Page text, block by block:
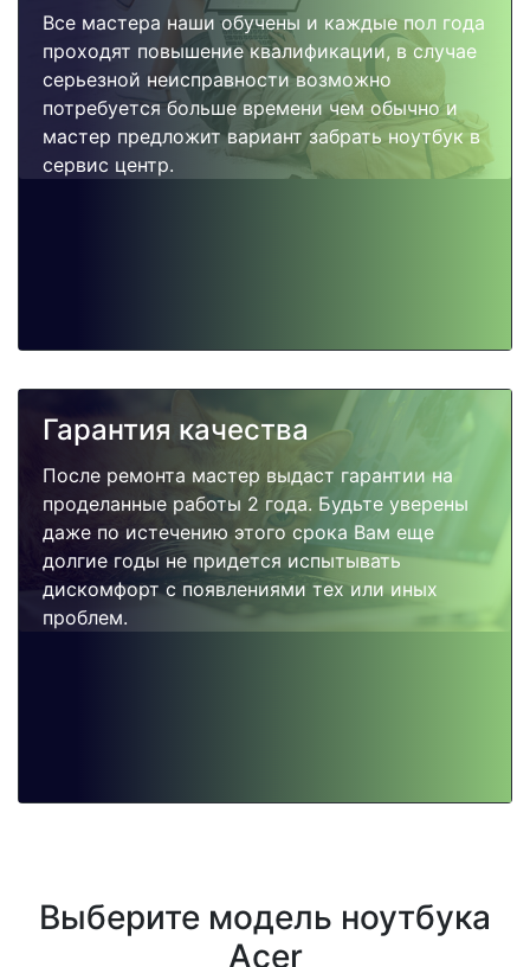
Все мастера наши обучены и каждые пол года
проходят повышение квалификации, в случае
серьезной неисправности возможно
потребуется больше времени чем обычно и
мастер предложит вариант забрать ноутбук в
сервис центр.
Гарантия качества
После ремонта мастер выдаст гарантии на
проделанные работы 2 года. Будьте уверены
даже по истечению этого срока Вам еще
долгие годы не придется испытывать
дискомфорт с появлениями тех или иных
проблем.
Выберите модель ноутбука
Acer